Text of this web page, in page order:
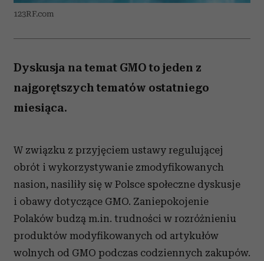
123RF.com
Dyskusja na temat GMO to jeden z
najgorętszych tematów ostatniego
miesiąca.
W związku z przyjęciem ustawy regulującej
obrót i wykorzystywanie zmodyfikowanych
nasion, nasiliły się w Polsce społeczne dyskusje
i obawy dotyczące GMO. Zaniepokojenie
Polaków budzą m.in. trudności w rozróżnieniu
produktów modyfikowanych od artykułów
wolnych od GMO podczas codziennych zakupów.